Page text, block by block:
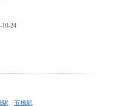
駅、 五橋駅